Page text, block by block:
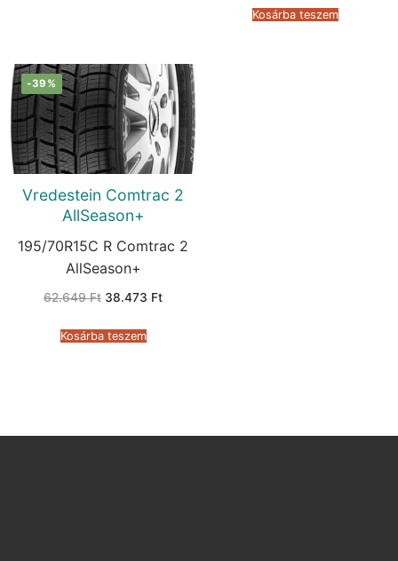
52.146 Ft.
Kosárba teszem
-39%
Vredestein Comtrac 2
AllSeason+
195/70R15C R Comtrac 2
AllSeason+
62.649Ft Original
62.649 Ft.
38.473 FtCurrent
Kosárba teszem